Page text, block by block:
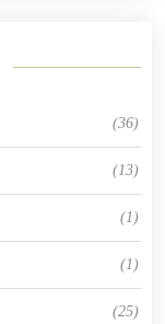
(36)
(13)
(1)
(1)
(25)